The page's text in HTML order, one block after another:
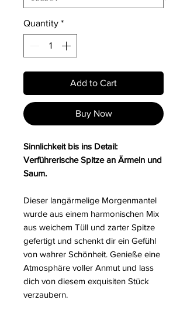
Quantity *
Add to Cart
Buy Now
Sinnlichkeit bis ins Detail:
Verführerische Spitze an Ärmeln und
Saum.
Dieser langärmelige Morgenmantel
wurde aus einem harmonischen Mix
aus weichem Tüll und zarter Spitze
gefertigt und schenkt dir ein Gefühl
von wahrer Schönheit. Genieße eine
Atmosphäre voller Anmut und lass
dich von diesem exquisiten Stück
verzaubern.